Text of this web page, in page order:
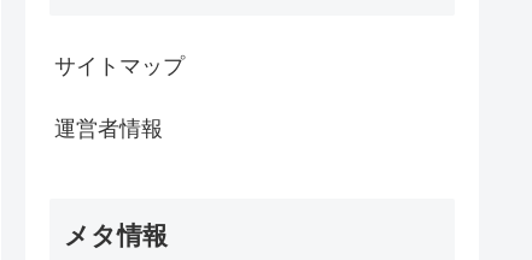
サイトマップ
運営者情報
メタ情報